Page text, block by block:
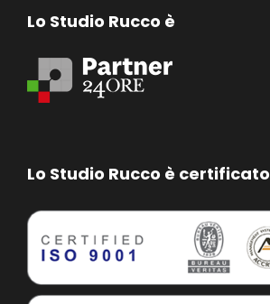
Lo Studio Rucco è
Lo Studio Rucco è certificato